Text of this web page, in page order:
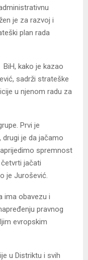
je za razvoj i
plan rada
kako je kazao
sadrži strateške
u njenom radu za
Prvi je
drugi je da jačamo
spremnost
jačati
je Jurošević.
ima obavezu i
pravnog
evropskim
u Distriktu i svih